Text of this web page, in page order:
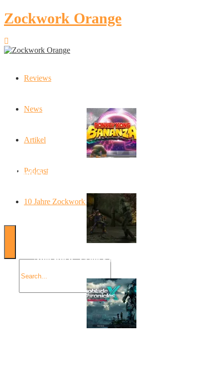
Zockwork Orange
Reviews
News
Artikel
Podcast
10 Jahre Zockwork Orange
Donkey Kong Bananza: “Ich mache alles kaputt!”
Angespielt: Legacy of Kain: Soul Reaver